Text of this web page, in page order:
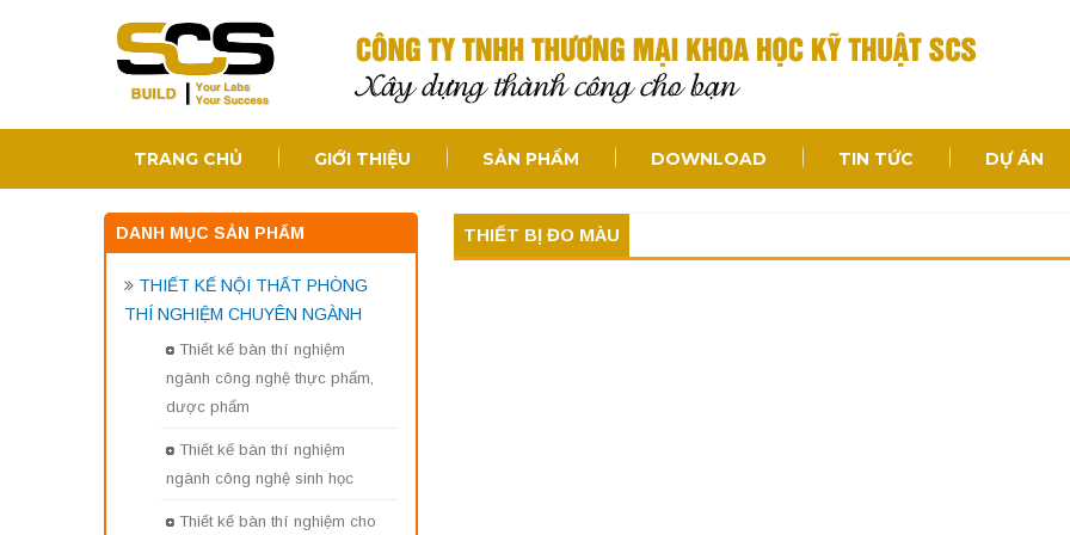
TRANG CHỦ GIỚI THIỆU SẢN PHẨM DOWNLOAD TIN TỨC DỰ ÁN
DANH MỤC SẢN PHẨM
THIẾT KẾ NỘI THẤT PHÒNG
THÍ NGHIỆM CHUYÊN NGÀNH
Thiết kế bàn thí nghiệm
ngành công nghệ thực phẩm,
dược phẩm
Thiết kế bàn thí nghiệm
ngành công nghệ sinh học
Thiết kế bàn thí nghiệm cho
THIẾT BỊ ĐO MÀU